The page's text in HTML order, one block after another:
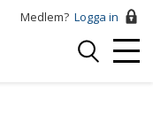
Medlem? Logga in
Logga